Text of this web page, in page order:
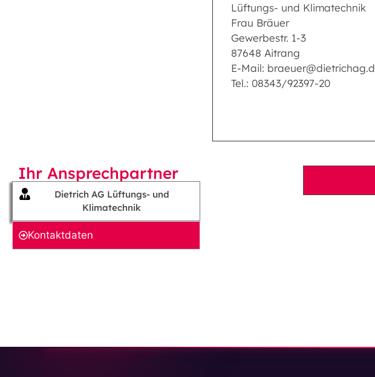
Lüftungs- und Klimatechnik
Frau Bräuer
Gewerbestr. 1-3
87648 Aitrang
E-Mail:
Tel.: 08343/92397-20
Ihr Ansprechpartner
Dietrich AG Lüftungs- und
Klimatechnik
Kontakt­daten